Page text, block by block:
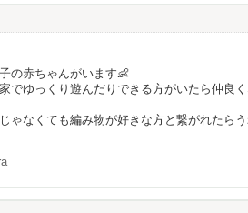
の赤ちゃんがいます👶
でゆっくり遊んだりできる方がいたら仲良
ゃなくても編み物が好きな方と繋がれたらう